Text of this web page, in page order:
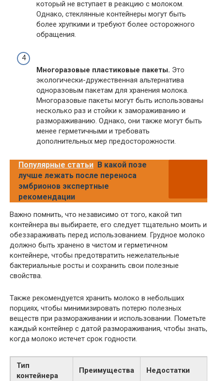
который не вступает в реакцию с молоком.
Однако, стеклянные контейнеры могут быть
более хрупкими и требуют более осторожного
обращения.
Многоразовые пластиковые пакеты. Это
экологически-дружественная альтернатива
одноразовым пакетам для хранения молока.
Многоразовые пакеты могут быть использованы
несколько раз и стойки к замораживанию и
размораживанию. Однако, они также могут быть
менее герметичными и требовать
дополнительных мер предосторожности.
Популярные статьи В какой позе
лучше лежать после переноса
эмбрионов экспертные
рекомендации
Важно помнить, что независимо от того, какой тип
контейнера вы выбираете, его следует тщательно моить и
обеззараживать перед использованием. Грудное молоко
должно быть хранено в чистом и герметичном
контейнере, чтобы предотвратить нежелательные
бактериальные росты и сохранить свои полезные
свойства.
Также рекомендуется хранить молоко в небольших
порциях, чтобы минимизировать потерю полезных
веществ при размораживании и использовании. Пометьте
каждый контейнер с датой размораживания, чтобы знать,
когда молоко истечет срок годности.
Тип
контейнера
Преимущества Недостатки